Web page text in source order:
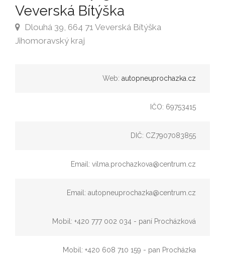
Veverská Bítýška
Dlouhá 39, 664 71 Veverská Bítýška
Jihomoravský kraj
Web: autopneuprochazka.cz
IČO: 69753415
DIČ: CZ7907083855
Email: vilma.prochazkova@centrum.cz
Email: autopneuprochazka@centrum.cz
Mobil: +420 777 002 034 - paní Procházková
Mobil: +420 608 710 159 - pan Procházka